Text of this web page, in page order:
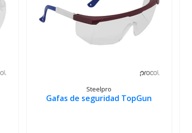
Steelpro
Gafas de seguridad TopGun